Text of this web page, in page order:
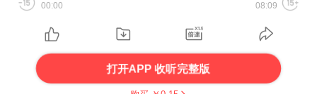
00:00 08:09
打开APP 收听完整版